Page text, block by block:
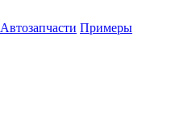
Автозапчасти Примеры